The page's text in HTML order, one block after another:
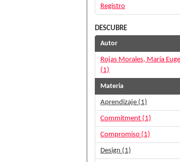
Registro
DESCUBRE
Autor
Rojas Morales, María
(1)
Materia
Aprendizaje (1)
Commitment (1)
Compromiso (1)
Design (1)